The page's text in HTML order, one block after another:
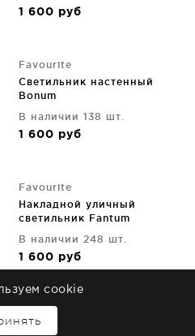
1 600 руб
Favourite
Светильник настенный
Bonum
В наличии 138 шт.
1 600 руб
Favourite
Накладной уличный
светильник Fantum
В наличии 248 шт.
1 600 руб
Favourite
Встраиваемый светильник
cookie